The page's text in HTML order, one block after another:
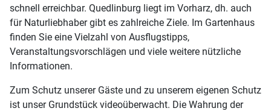
schnell erreichbar. Quedlinburg liegt im Vorharz, dh. auch
für Naturliebhaber gibt es zahlreiche Ziele. Im Gartenhaus
finden Sie eine Vielzahl von Ausflugstipps,
Veranstaltungsvorschlägen und viele weitere nützliche
Informationen.
Zum Schutz unserer Gäste und zu unserem eigenen Schutz
ist unser Grundstück videoüberwacht. Die Wahrung der